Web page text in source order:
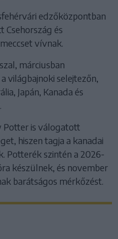
edzőközpontban
Csehország és
vívnak.
márciusban
világbajnoki selejtezőn,
Japán, Kanada és
Potter is válogatott
hiszen tagja a kanadai
Potterék szintén a 2026-
készülnek, és november
barátságos mérkőzést.